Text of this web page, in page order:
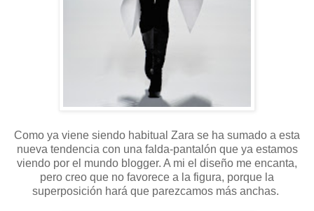
Como ya viene siendo habitual Zara se ha sumado a esta
nueva tendencia con una falda-pantalón que ya estamos
viendo por el mundo blogger. A mi el diseño me encanta,
pero creo que no favorece a la figura, porque la
superposición hará que parezcamos más anchas.